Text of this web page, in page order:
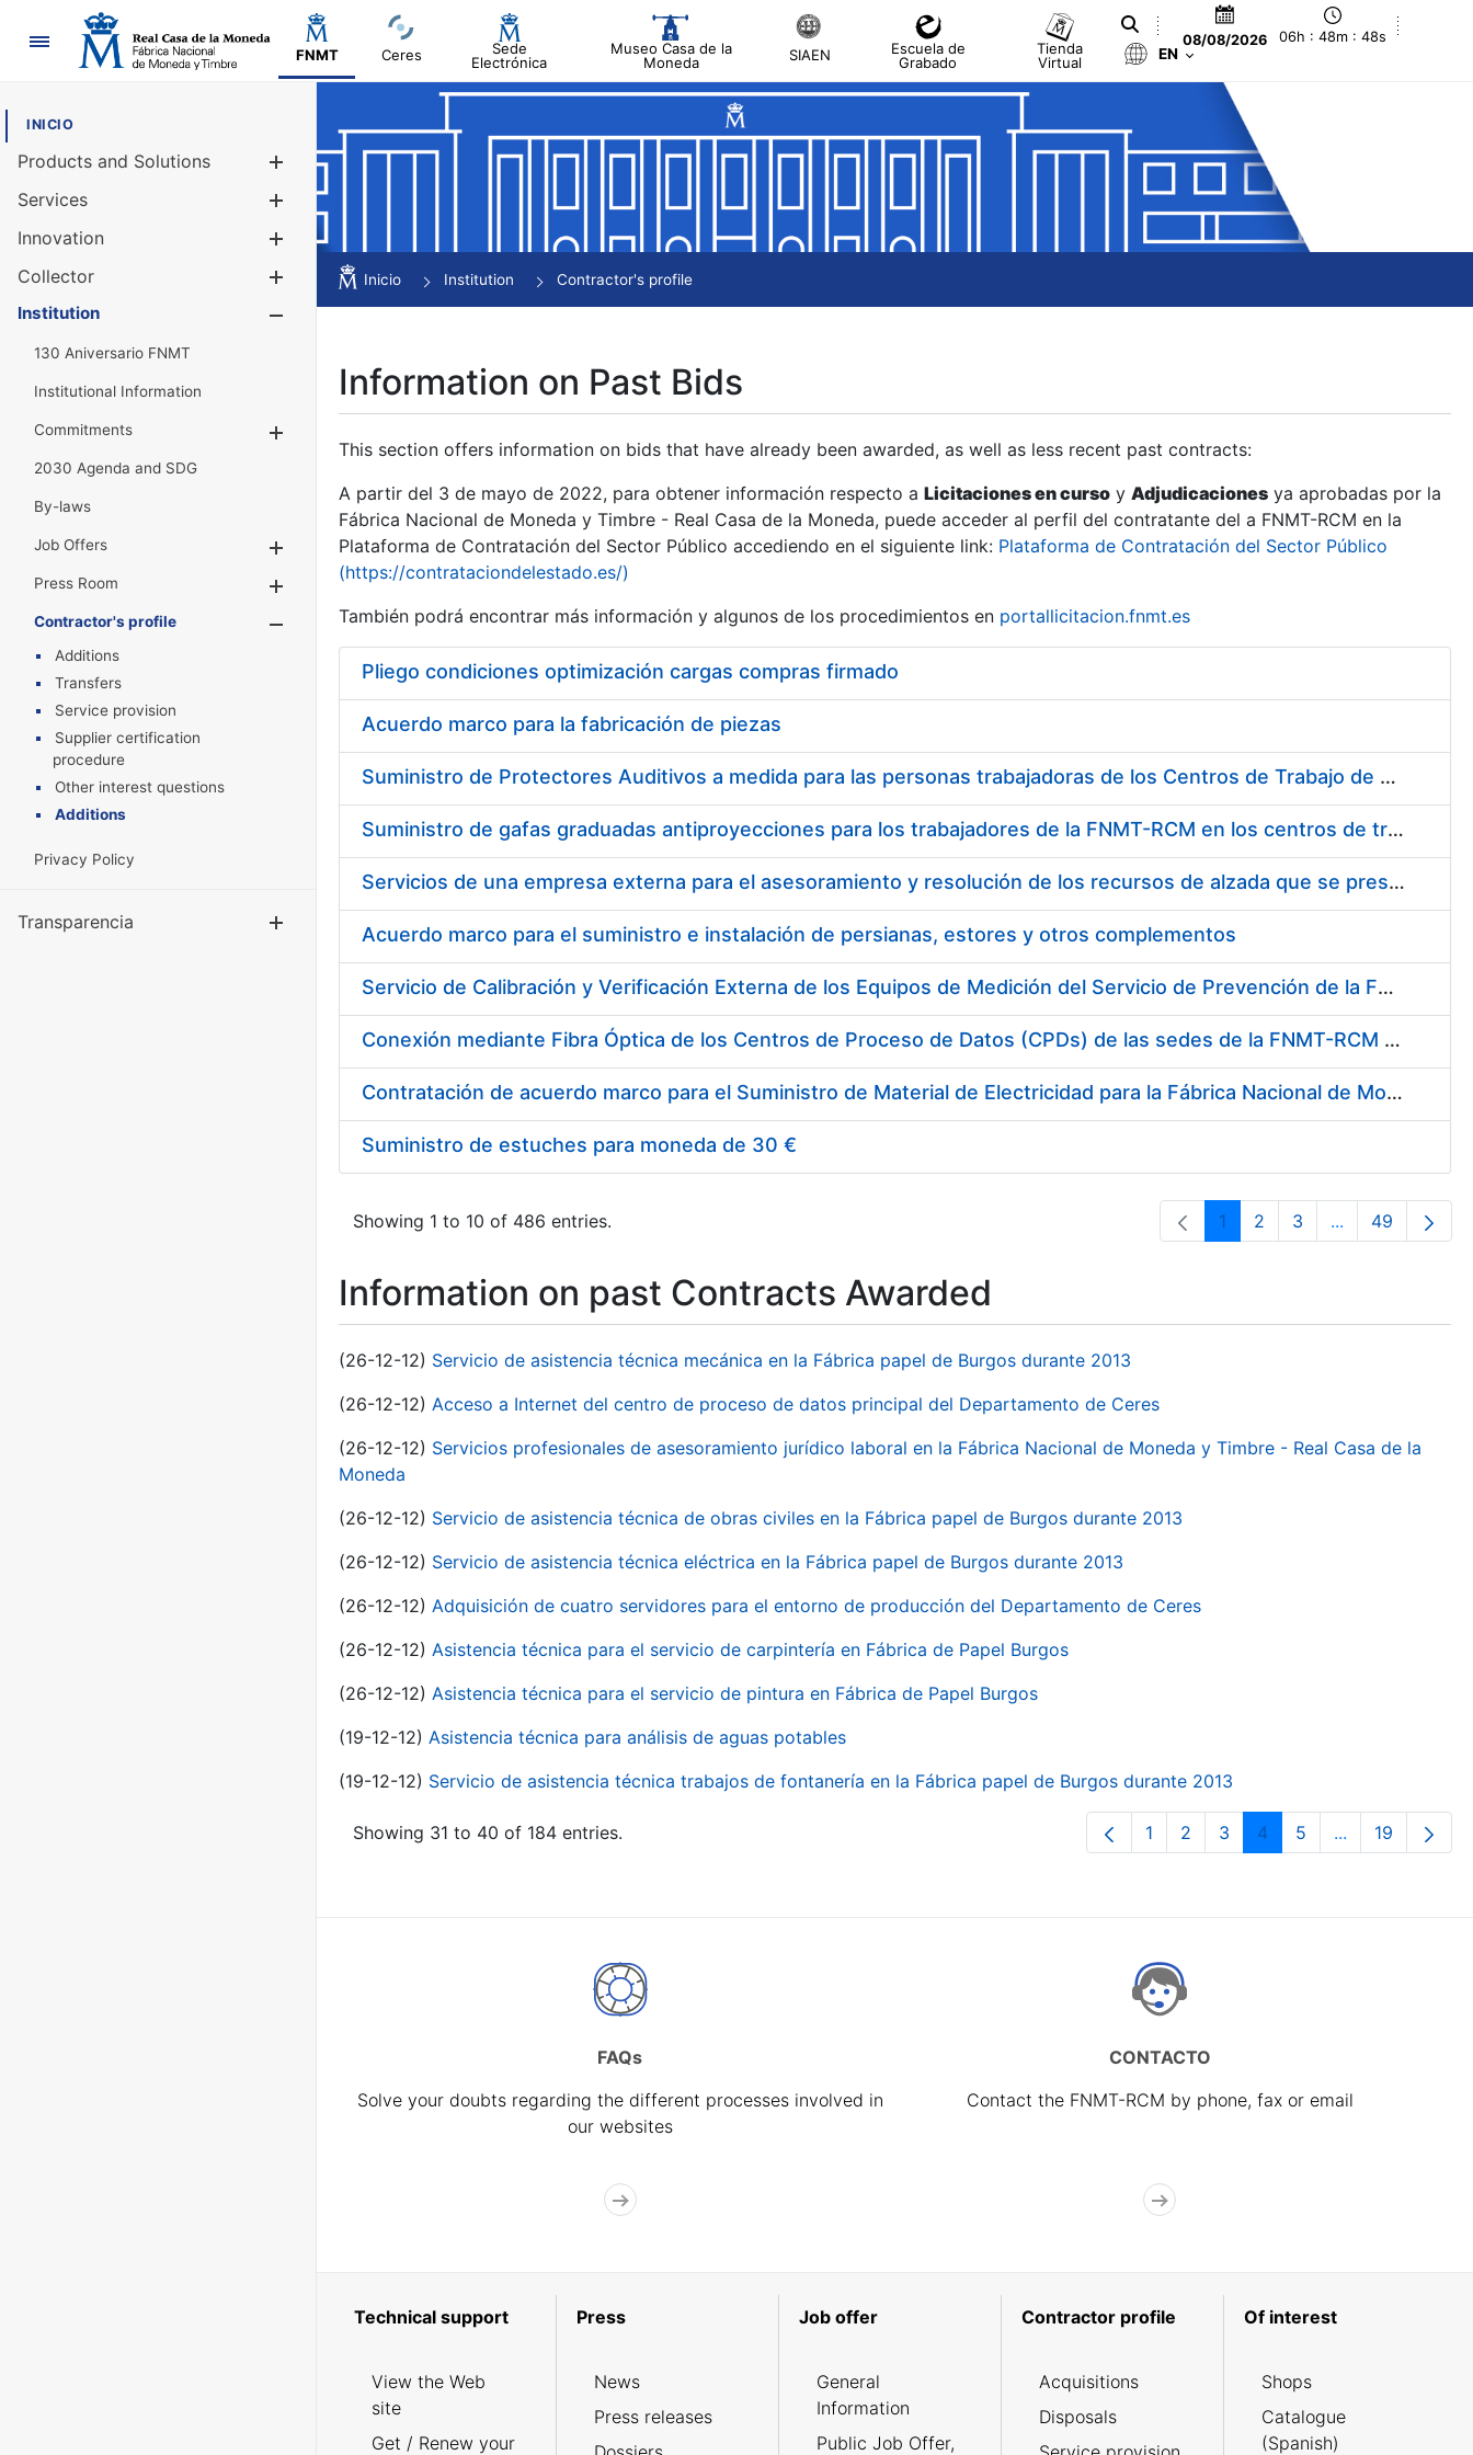
Navigation
FNMT Ceres
Sede
Electrónica
Museo Casa de la
Moneda
SIAEN
Escuela de
Grabado
Tienda
Virtual
08/08/2026 06h : 48m : 49s
EN
INICIO
Products and Solutions
Services
Innovation
Collector
Show/Hide
Institution
130 Aniversario FNMT
Institutional Information
Commitments
2030 Agenda and SDG
By-laws
Job Offers
Show/Hide
Press Room
Show/Hide
Contractor's profile
Show/Hide
Additions
Transfers
Service provision
Supplier certification
procedure
Other interest questions
Additions
Privacy Policy
Transparencia Show/Hide
Inicio Institution Contractor's profile
Information on Past Bids
This section offers information on bids that have already been awarded, as well as less recent past contracts:
A partir del 3 de mayo de 2022, para obtener información respecto a Licitaciones en curso y Adjudicaciones ya aprobadas por la
Fábrica Nacional de Moneda y Timbre - Real Casa de la Moneda, puede acceder al perfil del contratante del a FNMT-RCM en la
Plataforma de Contratación del Sector Público accediendo en el siguiente link: Plataforma de Contratación del Sector Público
(https://contrataciondelestado.es/)
También podrá encontrar más información y algunos de los procedimientos en portallicitacion.fnmt.es
Pliego condiciones optimización cargas compras firmado
Acuerdo marco para la fabricación de piezas
Suministro de Protectores Auditivos a medida para las personas trabajadoras de los Centros de Trabajo de Madrid y Burgos
Suministro de gafas graduadas antiproyecciones para los trabajadores de la FNMT-RCM en los centros de trabajo de Madrid y Burgos
Servicios de una empresa externa para el asesoramiento y resolución de los recursos de alzada que se presentan relacionados con procesos de selección para la FNMT-RCM
Acuerdo marco para el suministro e instalación de persianas, estores y otros complementos
Servicio de Calibración y Verificación Externa de los Equipos de Medición del Servicio de Prevención de la FNMT-RCM
Conexión mediante Fibra Óptica de los Centros de Proceso de Datos (CPDs) de las sedes de la FNMT-RCM de Burgos y Madrid
Contratación de acuerdo marco para el Suministro de Material de Electricidad para la Fábrica Nacional de Moneda y Timbre-Real Casa de la Moneda en su centro de trabajo de Burgos
Suministro de estuches para moneda de 30 €
Showing 1 to 10 of 486 entries. Page
1 Page
2 Page
3 ...Intermediate
Page
49
Information on past Contracts Awarded
(26-12-12) Servicio de asistencia técnica mecánica en la Fábrica papel de Burgos durante 2013
(26-12-12) Acceso a Internet del centro de proceso de datos principal del Departamento de Ceres
(26-12-12) Servicios profesionales de asesoramiento jurídico laboral en la Fábrica Nacional de Moneda y Timbre - Real Casa de la
Moneda
(26-12-12) Servicio de asistencia técnica de obras civiles en la Fábrica papel de Burgos durante 2013
(26-12-12) Servicio de asistencia técnica eléctrica en la Fábrica papel de Burgos durante 2013
(26-12-12) Adquisición de cuatro servidores para el entorno de producción del Departamento de Ceres
(26-12-12) Asistencia técnica para el servicio de carpintería en Fábrica de Papel Burgos
(26-12-12) Asistencia técnica para el servicio de pintura en Fábrica de Papel Burgos
(19-12-12) Asistencia técnica para análisis de aguas potables
(19-12-12) Servicio de asistencia técnica trabajos de fontanería en la Fábrica papel de Burgos durante 2013
Showing 31 to 40 of 184 entries. Page
1 Page
2 Page
3 Page
4 Page
5 ...Intermediate
Page
19
FAQs
Solve your doubts regarding the different processes involved in
our websites
CONTACTO
Contact the FNMT-RCM by phone, fax or email
Technical support
View the Web
site
Get / Renew your
Press
News
Press releases
Job offer
General
Information
Public Job Offer,
Contractor profile
Acquisitions
Disposals
Of interest
Shops
Catalogue
(Spanish)